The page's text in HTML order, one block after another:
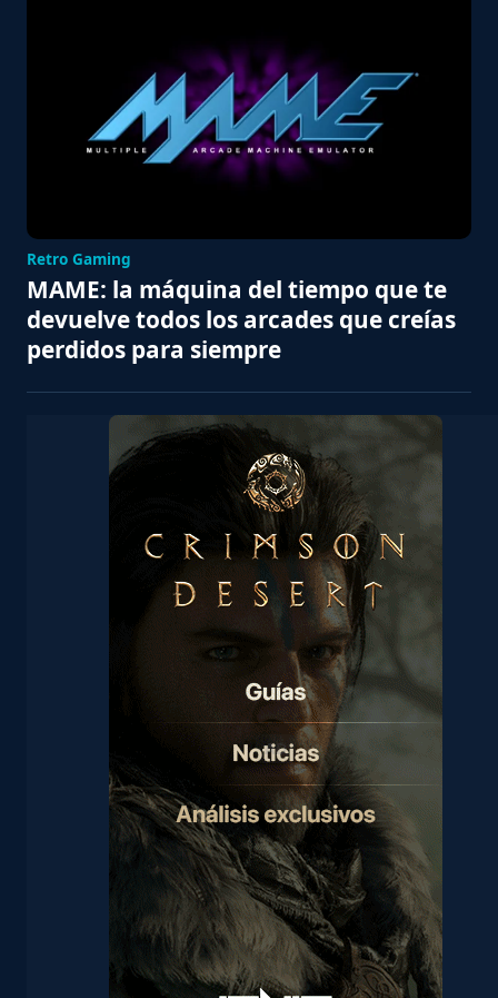
Retro Gaming
MAME: la máquina del tiempo que te
devuelve todos los arcades que creías
perdidos para siempre